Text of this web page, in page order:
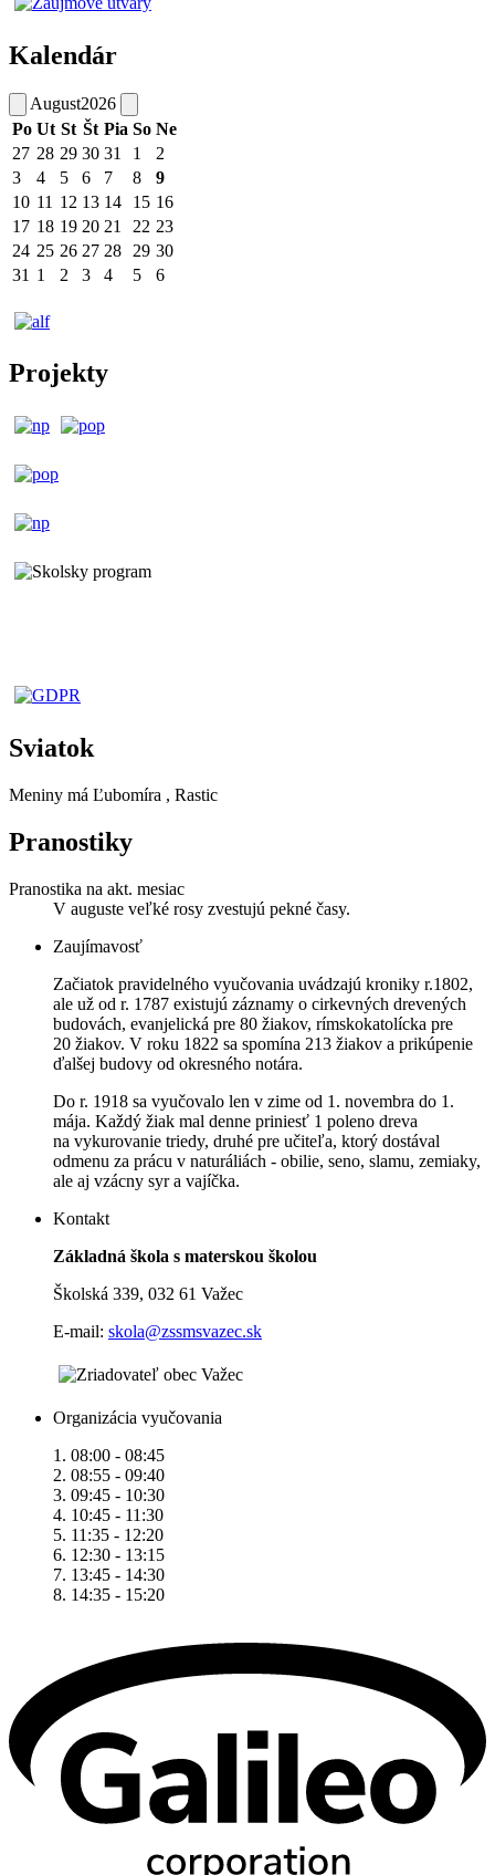
Kalendár
August2026
Po Ut St Št Pia So Ne
27 28 29 30 31 1
2
3
4 5 6 7 8
9
10 11 12 13 14 15 16
17 18 19 20 21 22 23
24 25 26 27 28 29 30
31 1 2 3 4 5 6
Projekty
Sviatok
Meniny má Ľubomíra , Rastic
Pranostiky
Pranostika na akt. mesiac
V auguste veľké rosy zvestujú pekné časy.
Zaujímavosť
Začiatok pravidelného vyučovania uvádzajú kroniky r.1802,
ale už od r. 1787 existujú záznamy o cirkevných drevených
budovách, evanjelická pre 80 žiakov, rímskokatolícka pre
20 žiakov. V roku 1822 sa spomína 213 žiakov a prikúpenie
ďalšej budovy od okresného notára.
Do r. 1918 sa vyučovalo len v zime od 1. novembra do 1.
mája. Každý žiak mal denne priniesť 1 poleno dreva
na vykurovanie triedy, druhé pre učiteľa, ktorý dostával
odmenu za prácu v naturáliách - obilie, seno, slamu, zemiaky,
ale aj vzácny syr a vajíčka.
Kontakt
Základná škola s materskou školou
Školská 339, 032 61 Važec
E-mail: skola@zssmsvazec.sk
Organizácia vyučovania
1. 08:00 - 08:45
2. 08:55 - 09:40
3. 09:45 - 10:30
4. 10:45 - 11:30
5. 11:35 - 12:20
6. 12:30 - 13:15
7. 13:45 - 14:30
8. 14:35 - 15:20